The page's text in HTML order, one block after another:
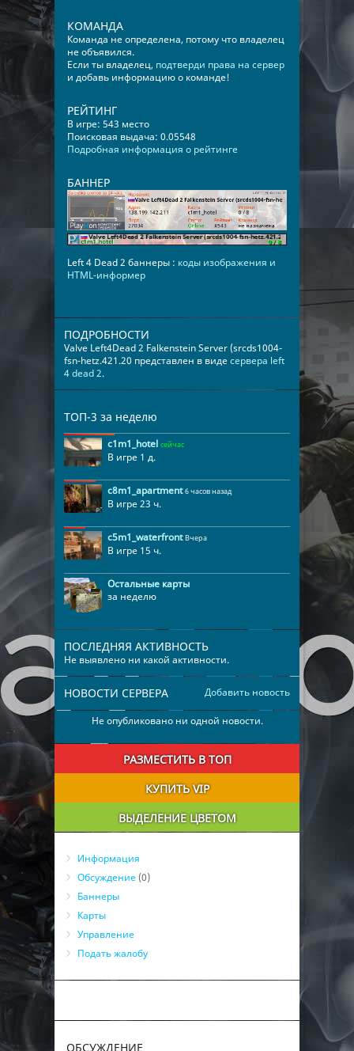
КОМАНДА
Команда не определена, потому что владелец
не объявился.
Если ты владелец, подтверди права на сервер
и добавь информацию о команде!
РЕЙТИНГ
В игре: 543 место
Поисковая выдача: 0.05548
Подробная информация о рейтинге
БАННЕР
Left 4 Dead 2 баннеры : коды изображения и
HTML-информер
ПОДРОБНОСТИ
Valve Left4Dead 2 Falkenstein Server (srcds1004-
fsn-hetz.421.20 представлен в видесервера left
4 dead 2.
ТОП-3 за неделю
c1m1_hotel сейчас
В игре 1 д.
c8m1_apartment 6 часов назад
В игре 23 ч.
c5m1_waterfront Вчера
В игре 15 ч.
Остальные карты
за неделю
ПОСЛЕДНЯЯ АКТИВНОСТЬ
Не выявлено ни какой активности.
Добавить новость
НОВОСТИ СЕРВЕРА
Не опубликовано ни одной новости.
РАЗМЕСТИТЬ В ТОП
КУПИТЬ VIP
ВЫДЕЛЕНИЕ ЦВЕТОМ
Информация
Обсуждение (0)
Баннеры
Карты
Управление
Подать жалобу
ОБСУЖДЕНИЕ